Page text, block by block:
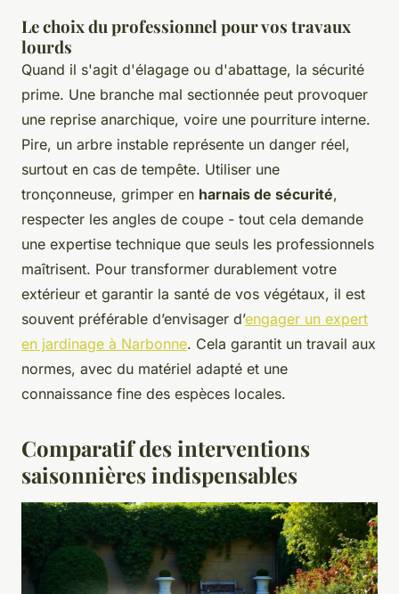
Le choix du professionnel pour vos travaux
lourds
Quand il s'agit d'élagage ou d'abattage, la sécurité
prime. Une branche mal sectionnée peut provoquer
une reprise anarchique, voire une pourriture interne.
Pire, un arbre instable représente un danger réel,
surtout en cas de tempête. Utiliser une
tronçonneuse, grimper en harnais de sécurité,
respecter les angles de coupe - tout cela demande
une expertise technique que seuls les professionnels
maîtrisent. Pour transformer durablement votre
extérieur et garantir la santé de vos végétaux, il est
souvent préférable d’envisager d’engager un expert
en jardinage à Narbonne. Cela garantit un travail aux
normes, avec du matériel adapté et une
connaissance fine des espèces locales.
Comparatif des interventions
saisonnières indispensables